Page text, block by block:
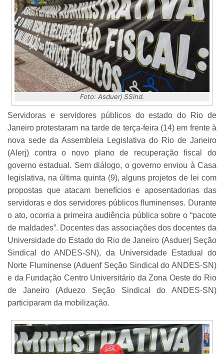
Foto: Asduerj SSind.
Servidoras e servidores públicos do estado do Rio de
Janeiro protestaram na tarde de terça-feira (14) em frente à
nova sede da Assembleia Legislativa do Rio de Janeiro
(Alerj) contra o novo plano de recuperação fiscal do
governo estadual. Sem diálogo, o governo enviou à Casa
legislativa, na última quinta (9), alguns projetos de lei com
propostas que atacam benefícios e aposentadorias das
servidoras e dos servidores públicos fluminenses. Durante
o ato, ocorria a primeira audiência pública sobre o “pacote
de maldades”. Docentes das associações dos docentes da
Universidade do Estado do Rio de Janeiro (Asduerj Seção
Sindical do ANDES-SN), da Universidade Estadual do
Norte Fluminense (Aduenf Seção Sindical do ANDES-SN)
e da Fundação Centro Universitário da Zona Oeste do Rio
de Janeiro (Aduezo Seção Sindical do ANDES-SN)
participaram da mobilização.